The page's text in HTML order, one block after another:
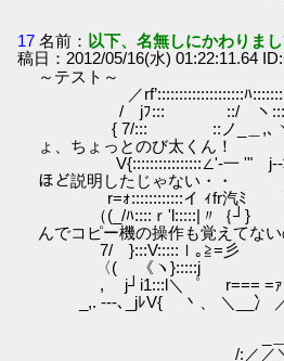
17 名前： 以下、名無しにかわりま
稿日：2012/05/16(水) 01:22:11.64
～テスト～
／rf’::::::::::::::::::::ﾊ
/ jﾌ::: ::/ ヽ::::::::
{ 7/::: ::ノ_＿,､ヽ｢|_
ょ、ちょっとのび太くん！
V{::::::::::::::::∠'-一 '" j‐-弌
ほど説明したじゃない・・
r=ｫ::::::::::::イ ｨfr汽ﾐ f'汽
（(_/ﾊ::::ｒ'l:::::|〃｛┘}
んでコピー機の操作も覚えてない
7/ }:::V:::::ｌ｡≧=彡 ≧
〈( 《ヽ}:::::j .
,ゞ j┘i1:::l＼゜ r=== =ｧ
_,. -‐-､_jﾚV{ 丶、 ＼__冫
_＿／＼ー
/:／／＼